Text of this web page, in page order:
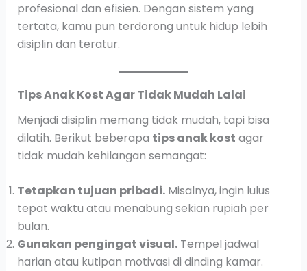
profesional dan efisien. Dengan sistem yang
tertata, kamu pun terdorong untuk hidup lebih
disiplin dan teratur.
Tips Anak Kost Agar Tidak Mudah Lalai
Menjadi disiplin memang tidak mudah, tapi bisa
dilatih. Berikut beberapa tips anak kost agar
tidak mudah kehilangan semangat:
Tetapkan tujuan pribadi.Misalnya, ingin lulus
tepat waktu atau menabung sekian rupiah per
bulan.
Gunakan pengingat visual.Tempel jadwal
harian atau kutipan motivasi di dinding kamar.